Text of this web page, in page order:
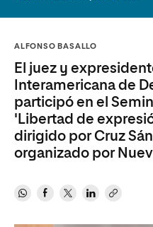
ALFONSO BASALLO
El juez y
Interamericana de
participó en el
'Libertad de
dirigido por Cruz
organizado por